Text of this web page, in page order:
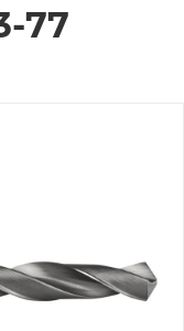
77